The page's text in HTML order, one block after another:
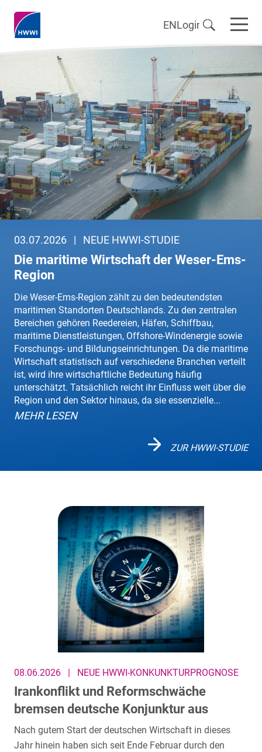
ENLogin
03.07.2026 | NEUE HWWI-STUDIE
Die maritime Wirtschaft der Weser-Ems-
Region
Die Weser-Ems-Region zählt zu den bedeutendsten
maritimen Standorten Deutschlands. Zu den zentralen
Bereichen gehören Reedereien, Häfen, Schiffbau,
maritime Dienstleistungen, Offshore-Windenergie sowie
Forschungs- und Bildungseinrichtungen. Da die maritime
Wirtschaft statistisch auf verschiedene Branchen verteilt
ist, wird ihre wirtschaftliche Bedeutung häufig
unterschätzt. Tatsächlich reicht ihr Einfluss weit über die
Region und den Sektor hinaus, da sie essenzielle...
MEHR LESEN
ZUR HWWI-STUDIE
08.06.2026 | NEUE HWWI-KONKUNKTURPROGNOSE
Irankonflikt und Reformschwäche
bremsen deutsche Konjunktur aus
Nach gutem Start der deutschen Wirtschaft in dieses
Jahr hinein haben sich seit Ende Februar durch den